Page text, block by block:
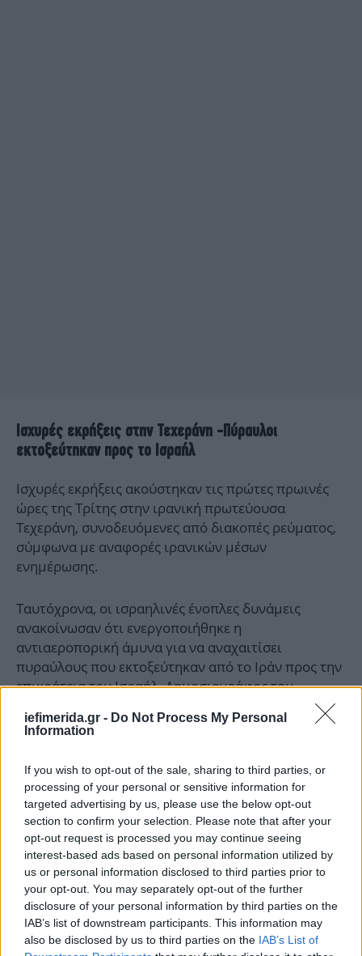
iefimerida.gr - Do Not Process My Personal
Information
If you wish to opt-out of the sale, sharing to third parties, or
processing of your personal or sensitive information for
targeted advertising by us, please use the below opt-out
section to confirm your selection. Please note that after your
opt-out request is processed you may continue seeing
interest-based ads based on personal information utilized by
us or personal information disclosed to third parties prior to
your opt-out. You may separately opt-out of the further
disclosure of your personal information by third parties on the
IAB’s list of downstream participants. This information may
also be disclosed by us to third parties on the IAB’s List of
Ισχυρές εκρήξεις στην Τεχεράνη -Πύραυλοι
εκτοξεύτηκαν προς το Ισραήλ
Ισχυρές εκρήξεις ακούστηκαν τις πρώτες πρωινές
ώρες της Τρίτης στην ιρανική πρωτεύουσα
Τεχεράνη, συνοδευόμενες από διακοπές ρεύματος,
σύμφωνα με αναφορές ιρανικών μέσων
ενημέρωσης.
Ταυτόχρονα, οι ισραηλινές ένοπλες δυνάμεις
ανακοίνωσαν ότι ενεργοποιήθηκε η
αντιαεροπορική άμυνα για να αναχαιτίσει
πυραύλους που εκτοξεύτηκαν από το Ιράν προς την
επικράτεια του Ισραήλ. Δημοσιογράφος του
Γαλλικού Πρακτορείου κατέγραψε τουλάχιστον
δέκα εκρήξεις στους ουρανούς της Ιερουσαλήμ
Σε ανακοίνωσή τους μέσω Telegram, οι ισραηλινές
ένοπλες δυνάμεις ανέφεραν: «Εντοπίστηκαν
πύραυλοι που εκτοξεύτηκαν από το Ιράν προς την
επικράτεια του κράτους του Ισραήλ. Τα συστήματα
αντιαεροπορικής άμυνας επιχειρούν για την
αναχαίτιση της απειλής». Ο συναγερμός, σύμφωνα
με την ίδια ανακοίνωση, αρθεί περίπου 15 λεπτά
αργότερα.